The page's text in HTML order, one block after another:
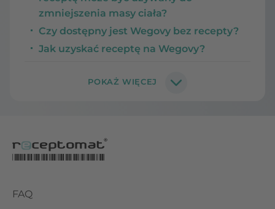
zmniejszenia masy ciała?
Czy dostępny jest Wegovy bez recepty?
Jak uzyskać receptę na Wegovy?
FAQ